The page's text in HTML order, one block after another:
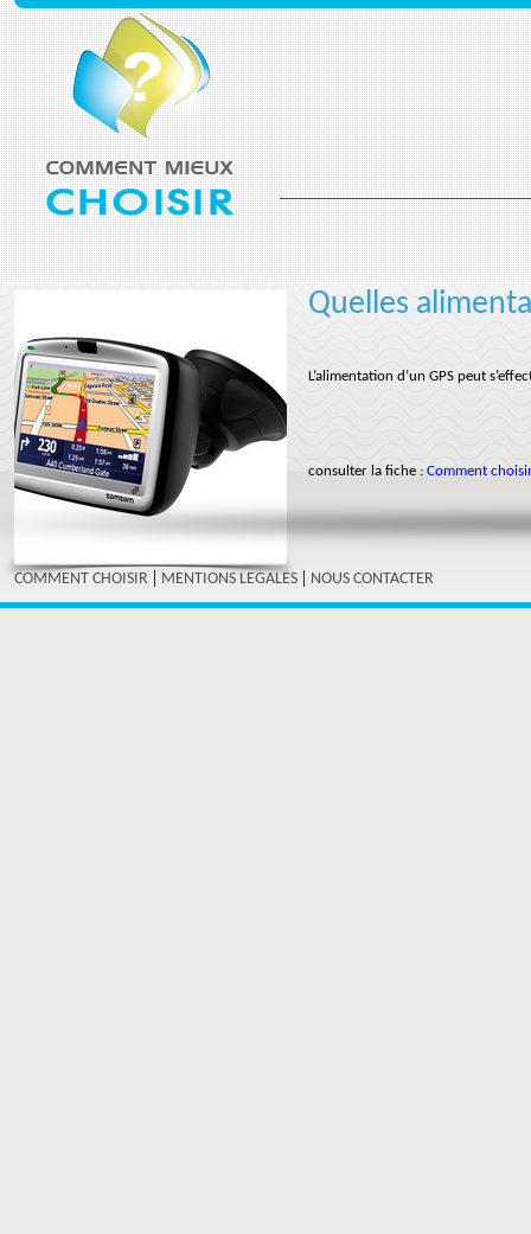
Quelles
L’alimentation d’un GPS peut
consulter la fiche : Comment
COMMENT CHOISIR | MENTIONS LEGALES | NOUS CONTACTER